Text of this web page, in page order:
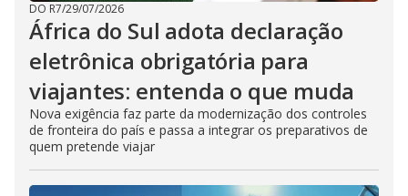
DO R7/29/07/2026
África do Sul adota declaração
eletrônica obrigatória para
viajantes: entenda o que muda
Nova exigência faz parte da modernização dos controles
de fronteira do país e passa a integrar os preparativos de
quem pretende viajar